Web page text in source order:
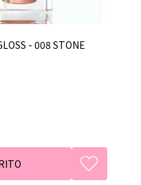
- 008 STONE